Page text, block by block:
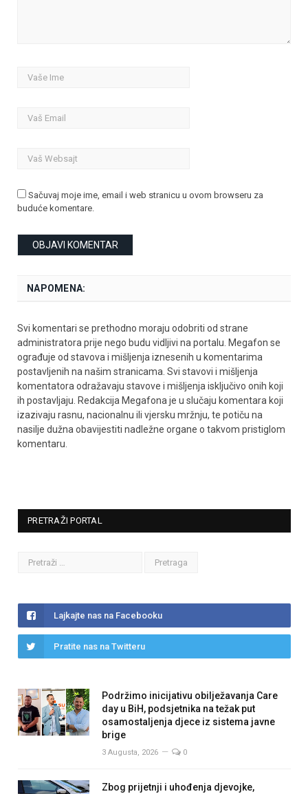
Sačuvaj moje ime, email i web stranicu u ovom browseru za
buduće komentare.
NAPOMENA:
Svi komentari se prethodno moraju odobriti od strane
administratora prije nego budu vidljivi na portalu. Megafon se
ograđuje od stavova i mišljenja iznesenih u komentarima
postavljenih na našim stranicama. Svi stavovi i mišljenja
komentatora odražavaju stavove i mišljenja isključivo onih koji
ih postavljaju. Redakcija Megafona je u slučaju komentara koji
izazivaju rasnu, nacionalnu ili vjersku mržnju, te potiču na
nasilje dužna obavijestiti nadležne organe o takvom pristiglom
komentaru.
PRETRAŽI PORTAL
Lajkajte nas na Facebooku
Pratite nas na Twitteru
Podržimo inicijativu obilježavanja Care
day u BiH, podsjetnika na težak put
osamostaljenja djece iz sistema javne
brige
3 Augusta, 2026 0
Zbog prijetnji i uhođenja djevojke,